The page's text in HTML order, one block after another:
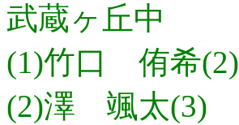
武蔵ヶ丘中
(1)竹口 侑希(2)
(2)澤 颯太(3)